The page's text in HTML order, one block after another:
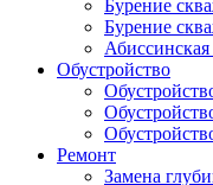
Бурение
Бурение
Обустройство
Ремонт
Замена